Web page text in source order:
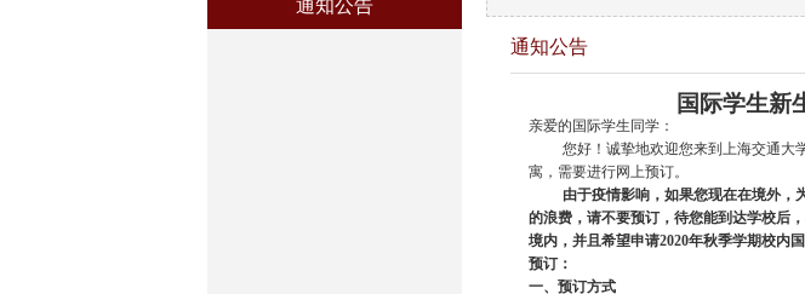
通知公告
通知公告
国际学生新
亲爱的国际学生同学：
您好！诚挚地欢迎您来到上海交通大
寓，需要进行网上预订。
由于疫情影响，如果您现在在境外，
的浪费，请不要预订，待您能到达学校后
境内，并且希望申请2020年秋季学期校内
预订：
一、预订方式